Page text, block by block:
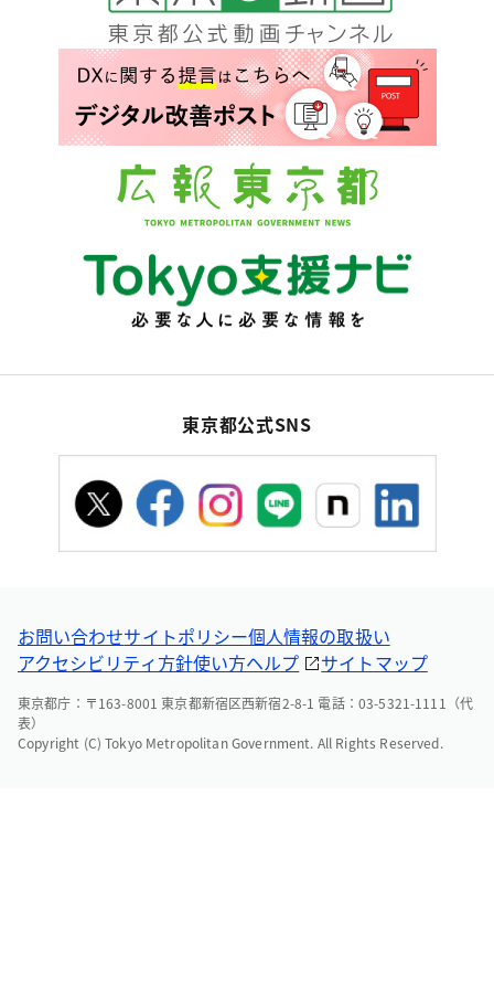
東京都公式SNS
お問い合わせサイトポリシー個人情報の取扱い
アクセシビリティ方針使い方ヘルプ サイトマップ
東京都庁：〒163-8001 東京都新宿区西新宿2-8-1 電話：03-5321-1111（代
表）
Copyright (C) Tokyo Metropolitan Government. All Rights Reserved.